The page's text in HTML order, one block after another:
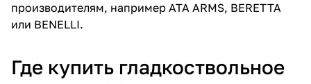
производителям, например ATA ARMS, BERETTA
или BENELLI.
Где купить гладкоствольное